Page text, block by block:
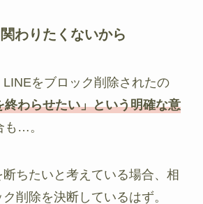
わりたくないから
をブロック削除されたの
終わらせたい」という明確な意
も…。
ちたいと考えている場合、相
削除を決断しているはず。